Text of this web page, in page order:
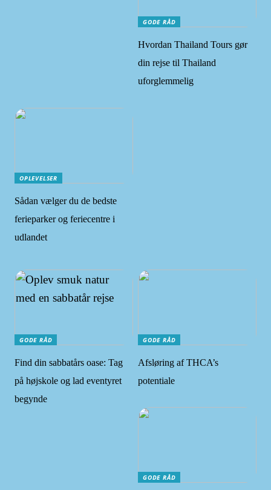
GODE RÅD
Hvordan Thailand Tours gør
din rejse til Thailand
uforglemmelig
OPLEVELSER
Sådan vælger du de bedste
ferieparker og feriecentre i
udlandet
GODE RÅD
Find din sabbatårs oase: Tag
på højskole og lad eventyret
begynde
GODE RÅD
Afsløring af THCA’s
potentiale
GODE RÅD